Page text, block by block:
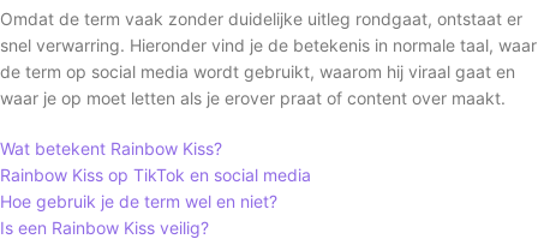
Omdat de term vaak zonder duidelijke uitleg rondgaat, ontstaat er
snel verwarring. Hieronder vind je de betekenis in normale taal, waar
de term op social media wordt gebruikt, waarom hij viraal gaat en
waar je op moet letten als je erover praat of content over maakt.
Wat betekent Rainbow Kiss?
Rainbow Kiss op TikTok en social media
Hoe gebruik je de term wel en niet?
Is een Rainbow Kiss veilig?